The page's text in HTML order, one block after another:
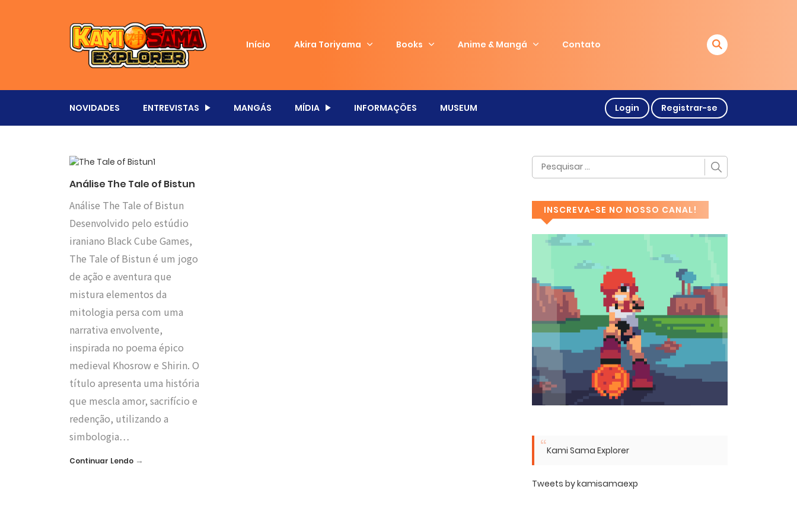
Início Akira Toriyama Books Anime & Mangá Contato
NOVIDADES ENTREVISTAS MANGÁS MÍDIA INFORMAÇÕES MUSEUM Login Registrar-se
Análise The Tale of Bistun
Análise The Tale of Bistun
Desenvolvido pelo estúdio
iraniano Black Cube Games,
The Tale of Bistun é um jogo
de ação e aventura que
mistura elementos da
mitologia persa com uma
narrativa envolvente,
inspirada no poema épico
medieval Khosrow e Shirin. O
título apresenta uma história
que mescla amor, sacrifício e
redenção, utilizando a
simbologia…
Continuar Lendo →
INSCREVA-SE NO NOSSO CANAL!
Kami Sama Explorer
Tweets by kamisamaexp